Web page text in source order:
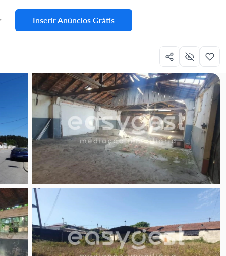
Inserir Anúncios Grátis